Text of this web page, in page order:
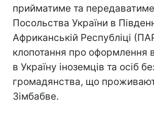
прийматиме та
Посольства України в
Африканській Республіці
клопотання про оформлення
в Україну іноземців та осіб
громадянства, що
Зімбабве.